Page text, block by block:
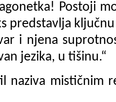
Postoji
predstavlja
i njena
jezika, u tišinu.“
naziva mističnim